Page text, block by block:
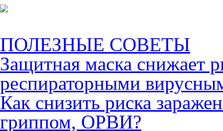
ПОЛЕЗНЫЕ СОВЕТЫ
Защитная маска снижает
респираторными
Как снизить риска
гриппом, ОРВИ?